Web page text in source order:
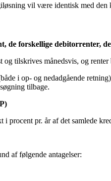
vil være identisk med den
de forskellige debitorrenter,
tilskrives månedsvis, og renter
i op- og nedadgående
tilbage.
i procent pr. år af det samlede
af følgende antagelser: